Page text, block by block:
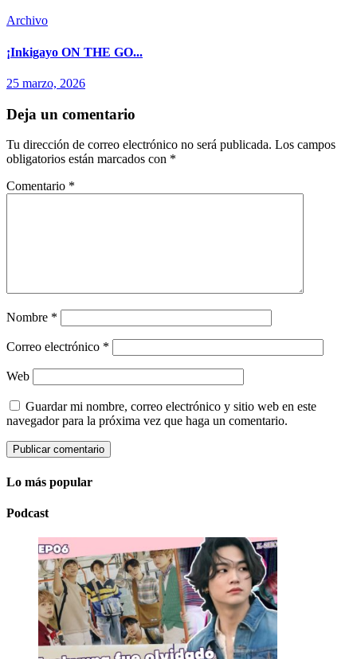
Archivo
¡Inkigayo ON THE GO...
25 marzo, 2026
Deja un comentario
Tu dirección de correo electrónico no será publicada. Los campos
obligatorios están marcados con *
Comentario *
Nombre *
Correo electrónico *
Web
Guardar mi nombre, correo electrónico y sitio web en este
navegador para la próxima vez que haga un comentario.
Lo más popular
Podcast